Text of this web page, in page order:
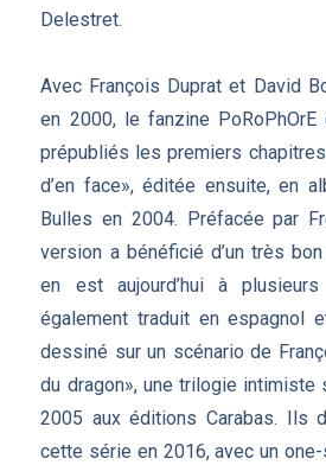
Delestret.
Avec François Duprat et David
en 2000, le fanzine
prépubliés les premiers
d’en face», éditée ensuite, en
Bulles en 2004. Préfacée par
version a bénéficié d’un très
en est aujourd’hui à
également traduit en espagnol
dessiné sur un scénario de
du dragon», une trilogie
2005 aux éditions Carabas. Ils
cette série en 2016, avec un one-